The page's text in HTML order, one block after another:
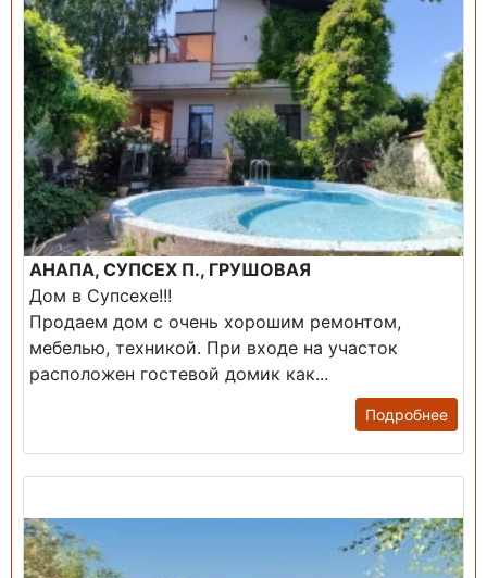
АНАПА, СУПСЕХ П., ГРУШОВАЯ
Дом в Супсехе!!!
Продаем дом с очень хорошим ремонтом,
мебелью, техникой. При входе на участок
расположен гостевой домик как...
Подробнее